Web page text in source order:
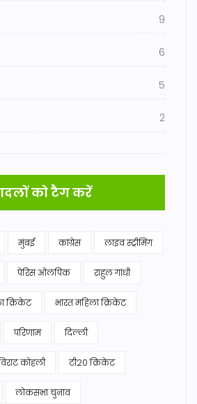
9
6
5
2
को टैग करें
मुंबई कांग्रेस लाइव स्ट्रीमिंग
पेरिस ओलंपिक राहुल गांधी
क्रिकेट भारत महिला क्रिकेट
परिणाम दिल्ली
कोहली टी20 क्रिकेट
लोकसभा चुनाव